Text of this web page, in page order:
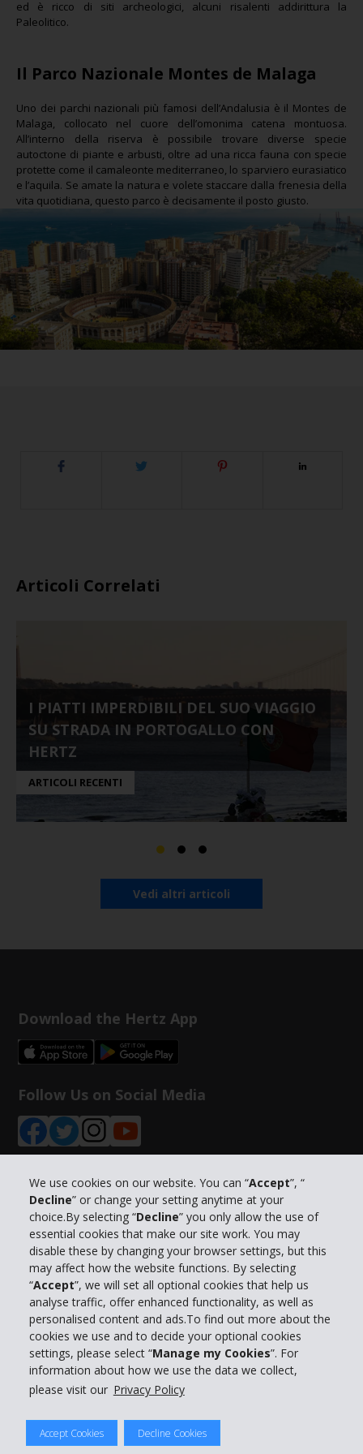
We use cookies on our website. You can “Accept”, “
Decline” or change your setting anytime at your
choice.By selecting “Decline” you only allow the use of
essential cookies that make our site work. You may
disable these by changing your browser settings, but this
may affect how the website functions. By selecting
“Accept”, we will set all optional cookies that help us
analyse traffic, offer enhanced functionality, as well as
personalised content and ads.To find out more about the
cookies we use and to decide your optional cookies
settings, please select “Manage my Cookies”. For
information about how we use the data we collect,
please visit our Privacy Policy
Accept Cookies Decline Cookies
ed è ricco di siti archeologici, alcuni risalenti addirittura la
Paleolitico.
Il Parco Nazionale Montes de Malaga
Uno dei parchi nazionali più famosi dell’Andalusia è il Montes de
Malaga, collocato nel cuore dell’omonima catena montuosa.
All’interno della riserva è possibile trovare diverse specie
autoctone di piante e arbusti, oltre ad una ricca fauna con specie
protette come il camaleonte mediterraneo, lo sparviero eurasiatico
e l’aquila. Se amate la natura e volete staccare dalla frenesia della
vita quotidiana, questo parco è decisamente il posto giusto.
Articoli Correlati
I PIATTI IMPERDIBILI DEL SUO VIAGGIO
SU STRADA IN PORTOGALLO CON
HERTZ
ARTICOLI RECENTI
Vedi altri articoli
Download the Hertz App
Follow Us on Social Media
Info su Hertz
Business
Customer Service
Prenota con Hertz
© 2026 The Hertz System, Inc.
Privacy Policy | Condizioni di Utilizzo |